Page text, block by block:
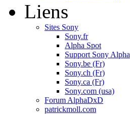
Liens
Sites Sony
Sony.fr
Alpha Spot
Support Sony Alpha
Sony.be (Fr)
Sony.ch (Fr)
Sony.ca (Fr)
Sony.com (usa)
Forum AlphaDxD
patrickmoll.com